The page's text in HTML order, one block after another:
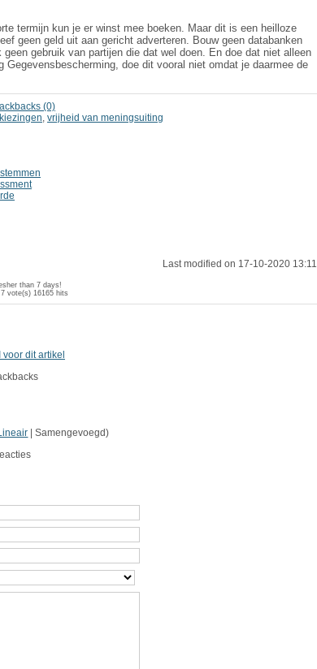
termijn kun je er winst mee boeken. Maar dit is een heilloze
geen geld uit aan gericht adverteren. Bouw geen databanken
gebruik van partijen die dat wel doen. En doe dat niet alleen
doe dit vooral niet omdat je daarmee de
(0)
,vrijheid van meningsuiting
Last modified on 17-10-2020 13:11
than 7 days!
vote(s)16165 hits
dit artikel
| Samengevoegd)